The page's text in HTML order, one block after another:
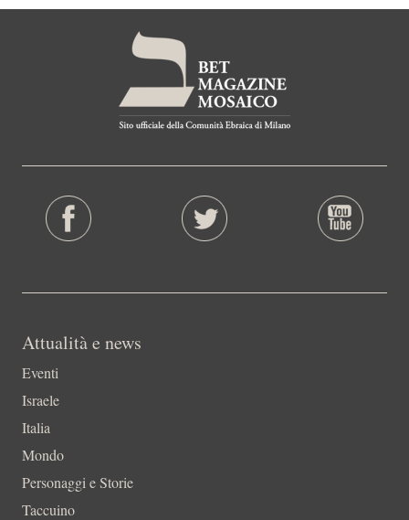
Attualità e news
Eventi
Israele
Italia
Mondo
Personaggi e Storie
Taccuino